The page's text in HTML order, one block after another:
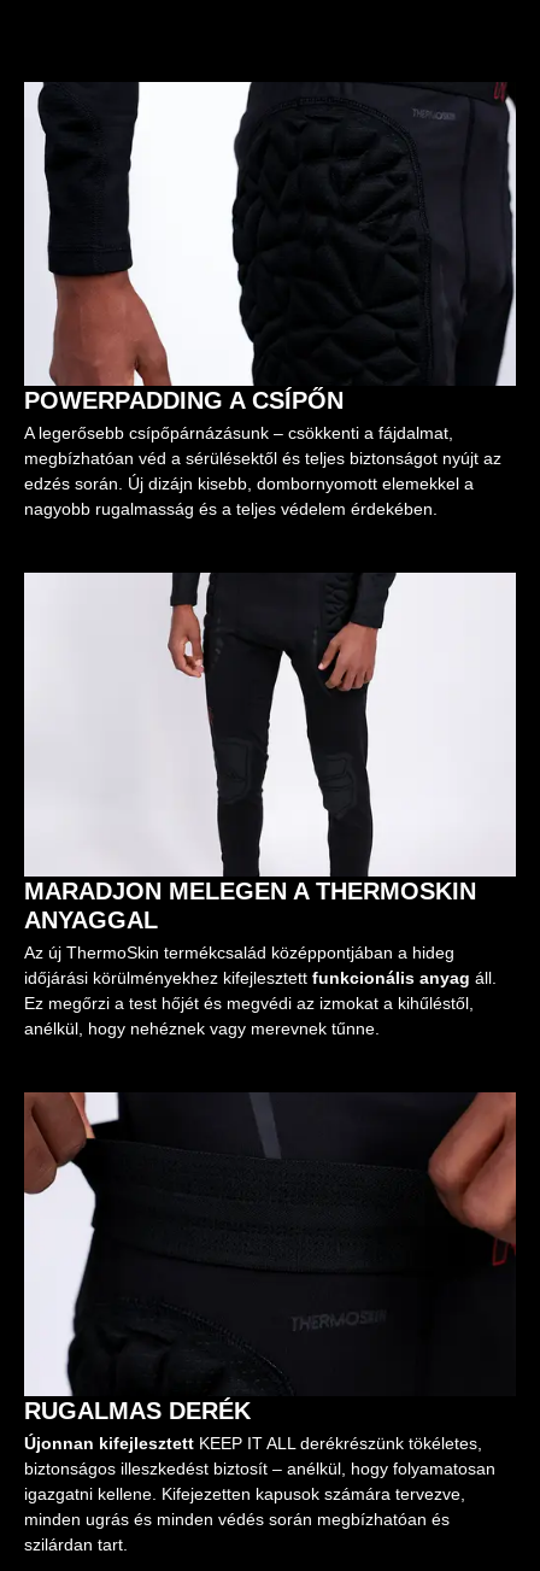
POWERPADDING A CSÍPŐN
A legerősebb csípőpárnázásunk – csökkenti a fájdalmat,
megbízhatóan véd a sérülésektől és teljes biztonságot nyújt az
edzés során. Új dizájn kisebb, dombornyomott elemekkel a
nagyobb rugalmasság és a teljes védelem érdekében.
MARADJON MELEGEN A THERMOSKIN
ANYAGGAL
Az új ThermoSkin termékcsalád középpontjában a hideg
időjárási körülményekhez kifejlesztett funkcionális anyag áll.
Ez megőrzi a test hőjét és megvédi az izmokat a kihűléstől,
anélkül, hogy nehéznek vagy merevnek tűnne.
RUGALMAS DERÉK
Újonnan kifejlesztett KEEP IT ALL derékrészünk tökéletes,
biztonságos illeszkedést biztosít – anélkül, hogy folyamatosan
igazgatni kellene. Kifejezetten kapusok számára tervezve,
minden ugrás és minden védés során megbízhatóan és
szilárdan tart.